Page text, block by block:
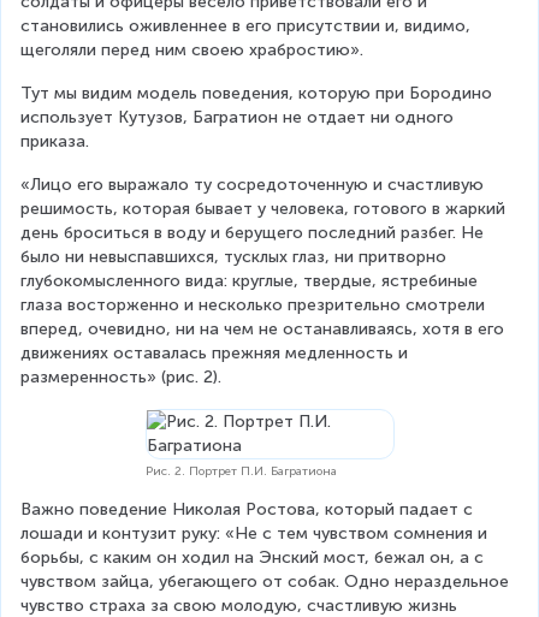
становились оживленнее в его присутствии и, видимо,
щеголяли перед ним своею храбростию».
Тут мы видим модель поведения, которую при Бородино
использует Кутузов, Багратион не отдает ни одного
приказа.
«Лицо его выражало ту сосредоточенную и счастливую
решимость, которая бывает у человека, готового в жаркий
день броситься в воду и берущего последний разбег. Не
было ни невыспавшихся, тусклых глаз, ни притворно
глубокомысленного вида: круглые, твердые, ястребиные
глаза восторженно и несколько презрительно смотрели
вперед, очевидно, ни на чем не останавливаясь, хотя в его
движениях оставалась прежняя медленность и
размеренность» (рис. 2).
Рис. 2. Портрет П.И. Багратиона
Важно поведение Николая Ростова, который падает с
лошади и контузит руку: «Не с тем чувством сомнения и
борьбы, с каким он ходил на Энский мост, бежал он, а с
чувством зайца, убегающего от собак. Одно нераздельное
чувство страха за свою молодую, счастливую жизнь